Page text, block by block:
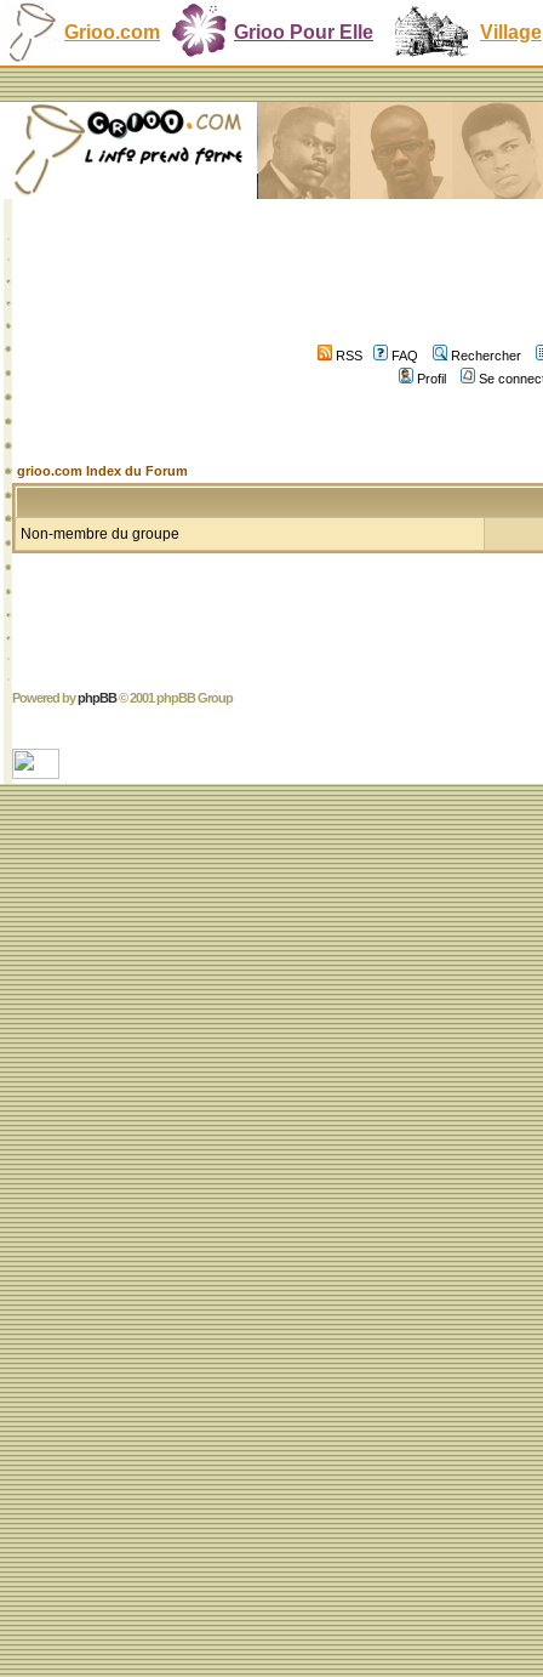
Grioo.com Grioo Pour Elle Village
RSS FAQ
Rechercher
Profil
Se
grioo.com Index du Forum
Non-membre du groupe
Powered byphpBB© 2001 phpBB Group